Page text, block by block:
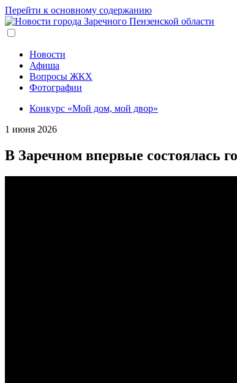
Перейти к основному содержанию
Новости
Афиша
Вопросы ЖКХ
Фотографии
Конкурс «Мой дом, мой двор»
1 июня 2026
В Заречном впервые состоялась